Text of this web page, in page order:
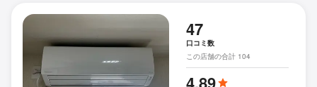
47
口コミ数
この店舗の合計 104